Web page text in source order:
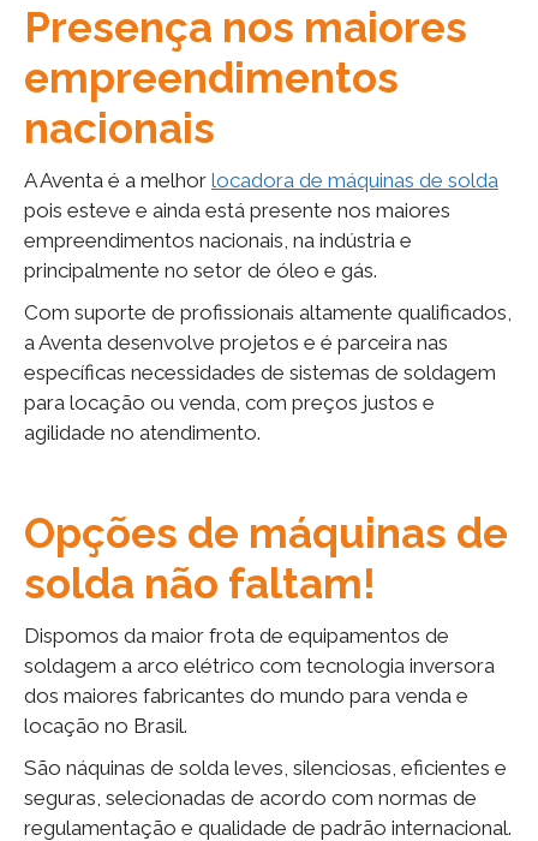
Presença nos maiores
empreendimentos
nacionais
A Aventa é a melhor locadora de máquinas de solda
pois esteve e ainda está presente nos maiores
empreendimentos nacionais, na indústria e
principalmente no setor de óleo e gás.
Com suporte de profissionais altamente qualificados,
a Aventa desenvolve projetos e é parceira nas
específicas necessidades de sistemas de soldagem
para locação ou venda, com preços justos e
agilidade no atendimento.
Opções de máquinas de
solda não faltam!
Dispomos da maior frota de equipamentos de
soldagem a arco elétrico com tecnologia inversora
dos maiores fabricantes do mundo para venda e
locação no Brasil.
São náquinas de solda leves, silenciosas, eficientes e
seguras, selecionadas de acordo com normas de
regulamentação e qualidade de padrão internacional.